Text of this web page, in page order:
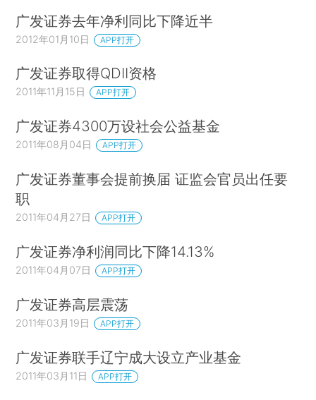
广发证券去年净利同比下降近半
2012年01月10日 APP打开
广发证券取得QDII资格
2011年11月15日 APP打开
广发证券4300万设社会公益基金
2011年08月04日 APP打开
广发证券董事会提前换届 证监会官员出任要
职
2011年04月27日 APP打开
广发证券净利润同比下降14.13%
2011年04月07日 APP打开
广发证券高层震荡
2011年03月19日 APP打开
广发证券联手辽宁成大设立产业基金
2011年03月11日 APP打开